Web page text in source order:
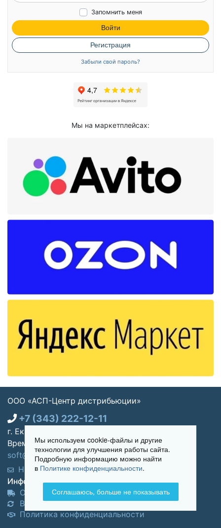
Запомнить меня
Войти
Регистрация
Забыли свой пароль?
Мы на маркетплейсах:
ООО «АСП-Центр дистрибьюции»
+7 (343) 222-12-11
г. Екатеринбург, ул. Щорса 7, офис 270
Время работы: Пн-пт 09:00 - 18:00
soft@asp-partners.ru
Написать нам
Обратный звонок
Информация для покупателей:
Оплата и доставка
Возврат и обмен товара
Политика конфиденциальности
Мы используем cookie-файлы и другие
технологии для улучшения работы сайта.
Подробную информацию можно найти
в Политике конфиденциальности.
Соглашаюсь, больше не показывать